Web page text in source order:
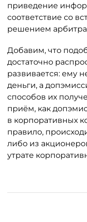
приведение
соответствие со
решением
Добавим, что
достаточно
развивается: ему
деньги, а
способов их
приём, как
в корпоративных
правило,
либо из
утрате